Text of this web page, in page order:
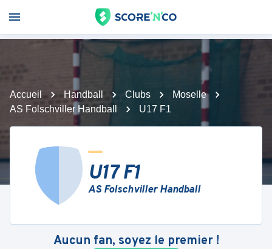
Accueil Handball Clubs
Moselle
AS Folschviller Handball
U17 F1
U17 F1
AS Folschviller Handball
Aucun fan, soyez le premier !